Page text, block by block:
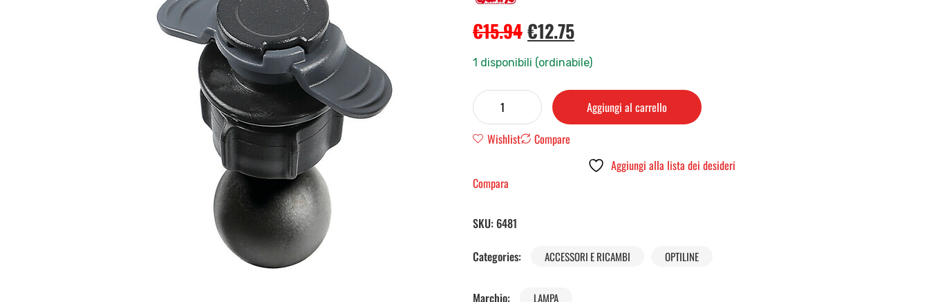
€15.94€12.75
1 disponibili (ordinabile)
Aggiungi al carrello
Wishlist
Compare
Aggiungi alla lista dei desideri
Compara
SKU: 6481
Categories:
ACCESSORI E RICAMBI OPTILINE
Marchio: LAMPA